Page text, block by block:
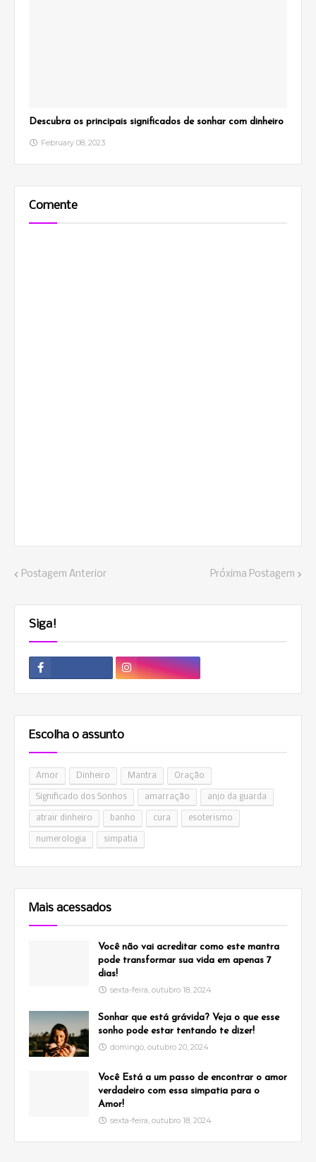
Descubra os principais significados de sonhar com dinheiro
February 08, 2023
Comente
Postagem Anterior Próxima Postagem
Siga!
Escolha o assunto
Amor Dinheiro Mantra Oração
Significado dos Sonhos amarração anjo da guarda
atrair dinheiro banho cura esoterismo
numerologia simpatia
Mais acessados
Você não vai acreditar como este mantra
pode transformar sua vida em apenas 7
dias!
sexta-feira, outubro 18, 2024
Sonhar que está grávida? Veja o que esse
sonho pode estar tentando te dizer!
domingo, outubro 20, 2024
Você Está a um passo de encontrar o amor
verdadeiro com essa simpatia para o
Amor!
sexta-feira, outubro 18, 2024